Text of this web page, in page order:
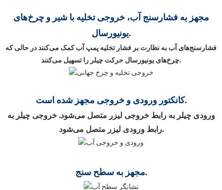
مجهز به فشارسنج آب، خروجی تخلیه با شیر و چرخ‌های
یونیورسال.
فشارسنج‌های آب به نظارت بر فشار تخلیه پمپ آب کمک می‌کنند در حالی که
چرخ‌های یونیورسال حرکت چیلر را تسهیل می‌کنند.
کانکتور ورودی و خروجی مجهز شده است.
ورودی چیلر به رابط خروجی لیزر متصل می‌شود. خروجی چیلر به
رابط ورودی لیزر متصل می‌شود.
مجهز به سطح سنج.